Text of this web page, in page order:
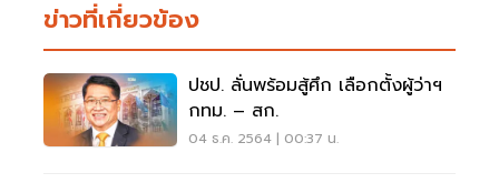
ข่าวที่เกี่ยวข้อง
ปชป. ลั่นพร้อมสู้ศึก เลือกตั้งผู้ว่าฯ
กทม. – สก.
04 ธ.ค. 2564 | 00:37 น.